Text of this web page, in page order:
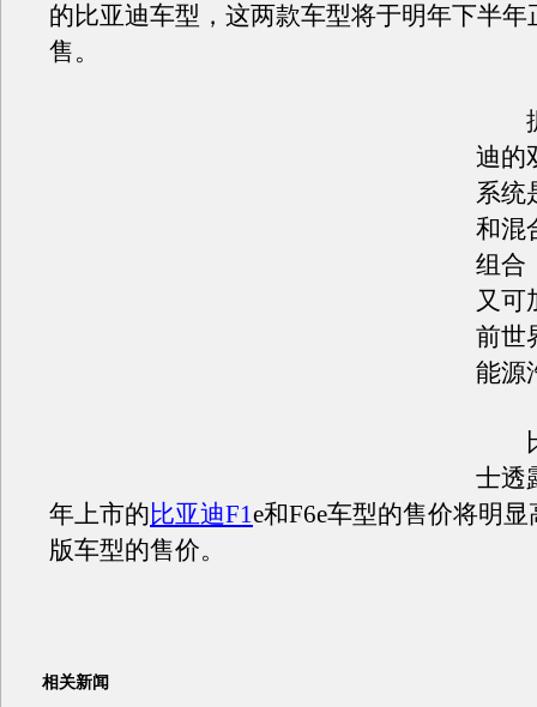
的比亚迪车型，这两款车型将于明年下半年
售。
据
迪的
系统
和混
组合
又可
前世
能源
比
士透
年上市的比亚迪F1e和F6e车型的售价将明
版车型的售价。
相关新闻